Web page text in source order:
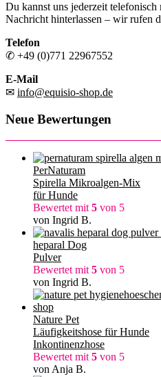
Du kannst uns jederzeit
Nachricht hinterlassen – wir rufen
Telefon
✆ +49 (0)771 22967552
E-Mail
✉ info@equisio-shop.de
Neue Bewertungen
PerNaturam
Spirella Mikroalgen-Mix
für Hunde
Bewertet mit 5 von 5
von Ingrid B.
heparal Dog
Pulver
Bewertet mit 5 von 5
von Ingrid B.
Nature Pet
Läufigkeitshose für Hunde
Inkontinenzhose
Bewertet mit 5 von 5
von Anja B.